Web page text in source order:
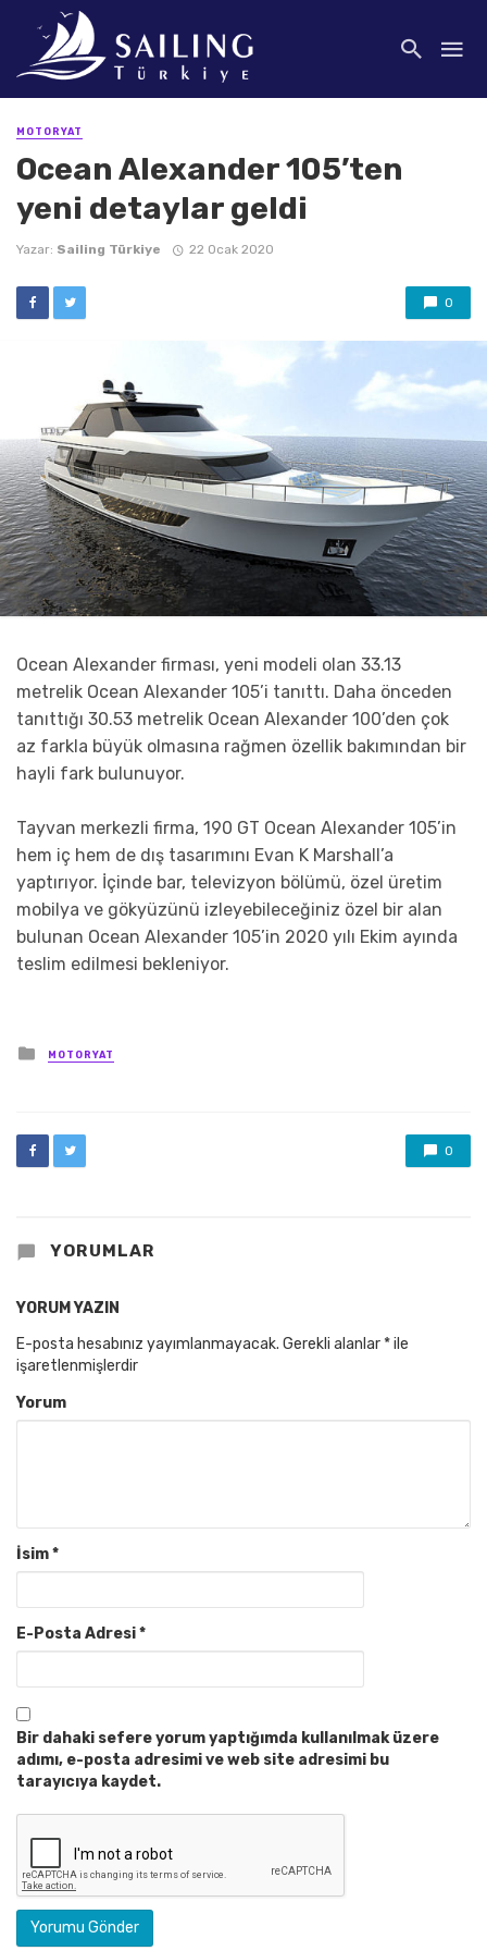
MOTORYAT
Ocean Alexander 105’ten
yeni detaylar geldi
Yazar: Sailing Türkiye 22 Ocak 2020
0
Ocean Alexander firması, yeni modeli olan 33.13
metrelik Ocean Alexander 105’i tanıttı. Daha önceden
tanıttığı 30.53 metrelik Ocean Alexander 100’den çok
az farkla büyük olmasına rağmen özellik bakımından bir
hayli fark bulunuyor.
Tayvan merkezli firma, 190 GT Ocean Alexander 105’in
hem iç hem de dış tasarımını Evan K Marshall’a
yaptırıyor. İçinde bar, televizyon bölümü, özel üretim
mobilya ve gökyüzünü izleyebileceğiniz özel bir alan
bulunan Ocean Alexander 105’in 2020 yılı Ekim ayında
teslim edilmesi bekleniyor.
Posted
in
MOTORYAT
0
YORUMLAR
YORUM YAZIN
E-posta hesabınız yayımlanmayacak. Gerekli alanlar *ile
işaretlenmişlerdir
Yorum
İsim*
E-Posta Adresi*
Bir dahaki sefere yorum yaptığımda kullanılmak üzere
adımı, e-posta adresimi ve web site adresimi bu
tarayıcıya kaydet.